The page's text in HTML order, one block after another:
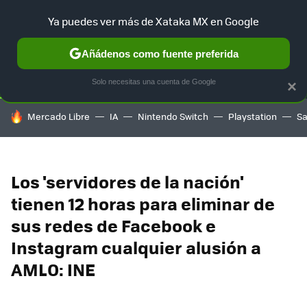
SELECCIÓN GAMING HOME AUTO TERRITORIO
HOY SE HABLA DE
Mercado Libre IA Nintendo Switch Playstation
Los 'servidores de la nación'
tienen 12 horas para eliminar de
sus redes de Facebook e
Instagram cualquier alusión a
AMLO: INE
×
Ya puedes ver más de Xataka MX en Google
Añádenos como fuente preferida
Solo necesitas una cuenta de Google